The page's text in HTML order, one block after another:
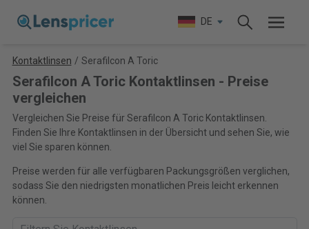
DE
Kontaktlinsen / Serafilcon A Toric
Serafilcon A Toric Kontaktlinsen - Preise
vergleichen
Vergleichen Sie Preise für Serafilcon A Toric Kontaktlinsen.
Finden Sie Ihre Kontaktlinsen in der Übersicht und sehen Sie, wie
viel Sie sparen können.
Preise werden für alle verfügbaren Packungsgrößen verglichen,
sodass Sie den niedrigsten monatlichen Preis leicht erkennen
können.